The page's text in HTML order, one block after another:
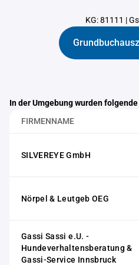
KG: 81111 |
In der Umgebung wurden
FIRMENNAME
SILVEREYE GmbH
Nörpel & Leutgeb OEG
Gassi Sassi e.U. -
Hundeverhaltensberatung &
Gassi-Service Innsbruck